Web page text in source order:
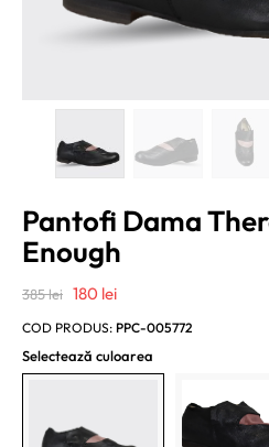
Pantofi Dama
Enough
385lei Prețul
inițial
a
fost:
180 leiPrețul
curent
este:
180 lei.
COD PRODUS: PPC-005772
Selectează culoarea